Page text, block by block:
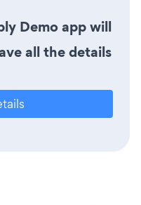
Demo app will
all the details